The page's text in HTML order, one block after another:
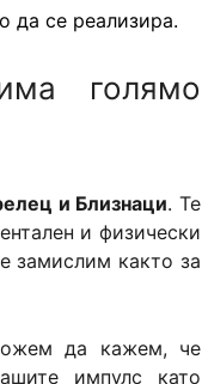
да се реализира.
голямо
и Близнаци. Те
и физически
замислим както за
да кажем, че
импулс като